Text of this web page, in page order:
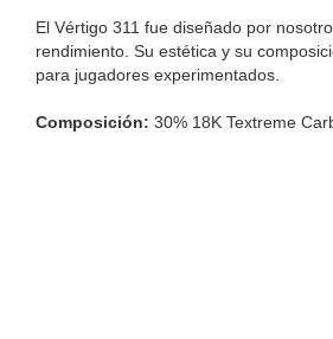
El Vértigo 311 fue diseñado por
rendimiento. Su estética y su
para jugadores experimentados.
Composición: 30% 18K Textreme